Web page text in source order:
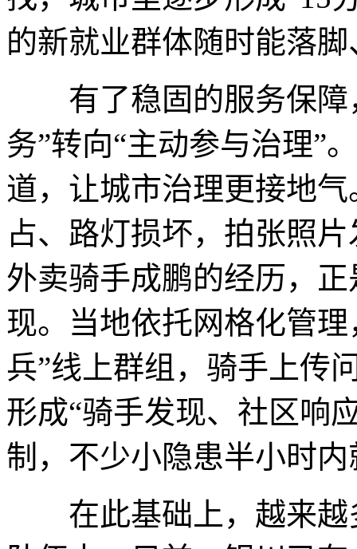
的新就业群体随时能落
有了稳固的服务保障
务”转向“主动参与治理”
道，让城市治理更接地
占、路灯损坏，拍张照
外卖骑手成鹏的经历，
现。当地依托网格化管
兵”线上群组，骑手上传
形成“骑手发现、社区响
制，不少小隐患半小时
在此基础上，越来越